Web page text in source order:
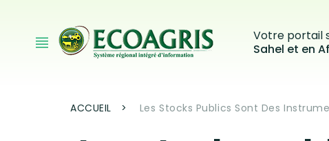
Votre portail
Sahel et en
Fil d'Ariane
ACCUEIL Les Stocks Publics Sont Des